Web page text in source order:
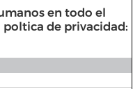
en todo el
poltica de privacidad: